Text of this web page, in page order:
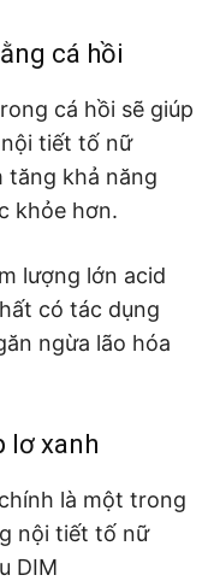
cá hồi
cá hồi sẽ giúp
tiết tố nữ
tăng khả năng
khỏe hơn.
lượng lớn acid
có tác dụng
ngừa lão hóa
lơ xanh
là một trong
nội tiết tố nữ
DIM